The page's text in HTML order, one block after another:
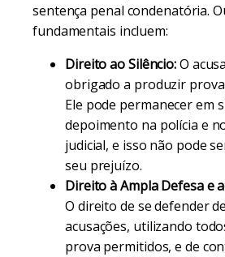
sentença penal condenatória.
fundamentais incluem:
Direito ao Silêncio:O
obrigado a produzir
Ele pode permanecer em
depoimento na polícia e
judicial, e isso não pode
seu prejuízo.
Direito à Ampla Defesa e
O direito de se defender
acusações, utilizando
prova permitidos, e de